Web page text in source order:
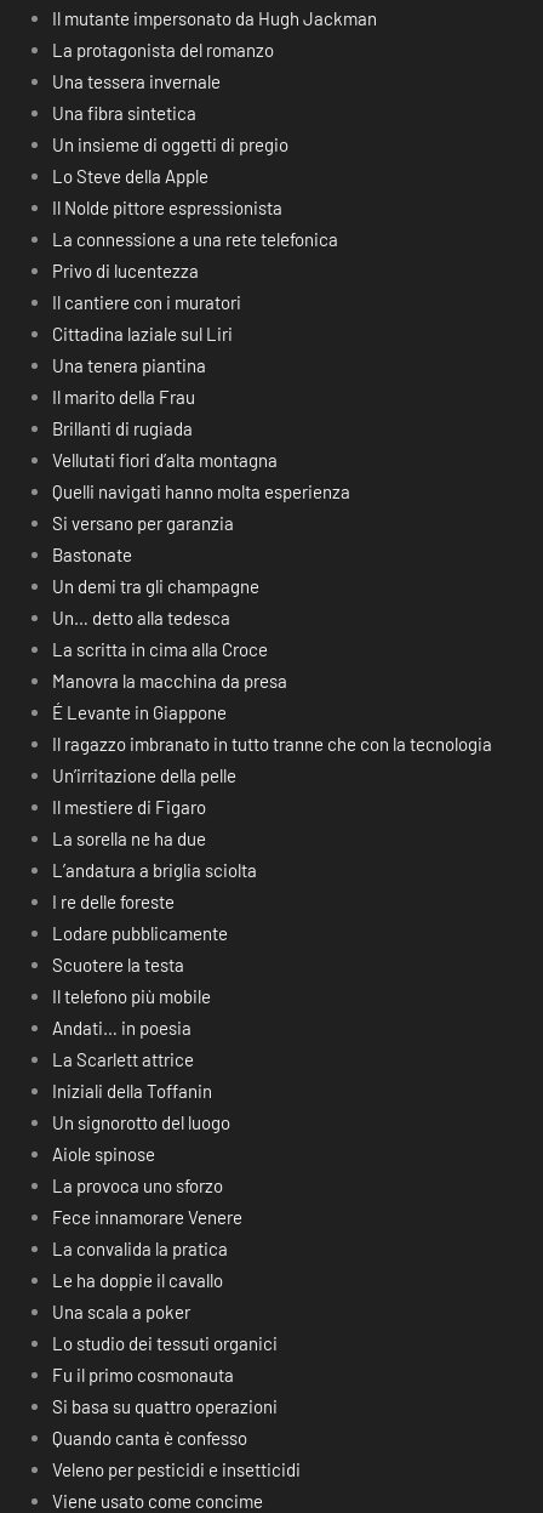
Il mutante impersonato da Hugh Jackman
La protagonista del romanzo
Una tessera invernale
Una fibra sintetica
Un insieme di oggetti di pregio
Lo Steve della Apple
Il Nolde pittore espressionista
La connessione a una rete telefonica
Privo di lucentezza
Il cantiere con i muratori
Cittadina laziale sul Liri
Una tenera piantina
Il marito della Frau
Brillanti di rugiada
Vellutati fiori d’alta montagna
Quelli navigati hanno molta esperienza
Si versano per garanzia
Bastonate
Un demi tra gli champagne
Un… detto alla tedesca
La scritta in cima alla Croce
Manovra la macchina da presa
É Levante in Giappone
Il ragazzo imbranato in tutto tranne che con la tecnologia
Un’irritazione della pelle
Il mestiere di Figaro
La sorella ne ha due
L’andatura a briglia sciolta
I re delle foreste
Lodare pubblicamente
Scuotere la testa
Il telefono più mobile
Andati… in poesia
La Scarlett attrice
Iniziali della Toffanin
Un signorotto del luogo
Aiole spinose
La provoca uno sforzo
Fece innamorare Venere
La convalida la pratica
Le ha doppie il cavallo
Una scala a poker
Lo studio dei tessuti organici
Fu il primo cosmonauta
Si basa su quattro operazioni
Quando canta è confesso
Veleno per pesticidi e insetticidi
Viene usato come concime